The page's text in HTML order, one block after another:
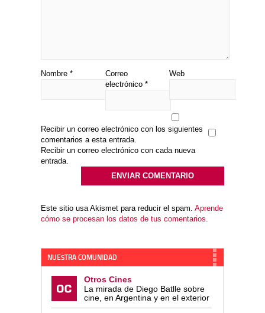
Nombre *
Correo
electrónico *
Web
Recibir un correo electrónico con los siguientes
comentarios a esta entrada.
Recibir un correo electrónico con cada nueva
entrada.
Este sitio usa Akismet para reducir el spam. Aprende
cómo se procesan los datos de tus comentarios.
NUESTRA COMUNIDAD
Otros Cines
La mirada de Diego Batlle sobre
cine, en Argentina y en el exterior